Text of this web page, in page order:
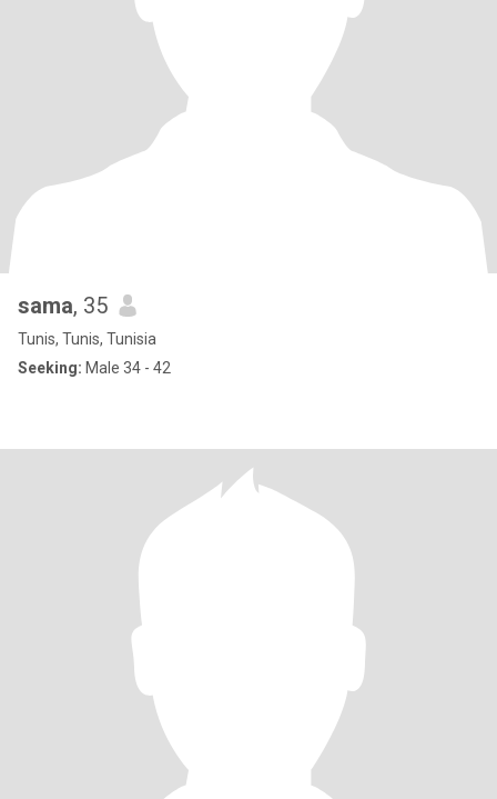
sama, 35
Tunis, Tunis, Tunisia
Seeking: Male 34 - 42